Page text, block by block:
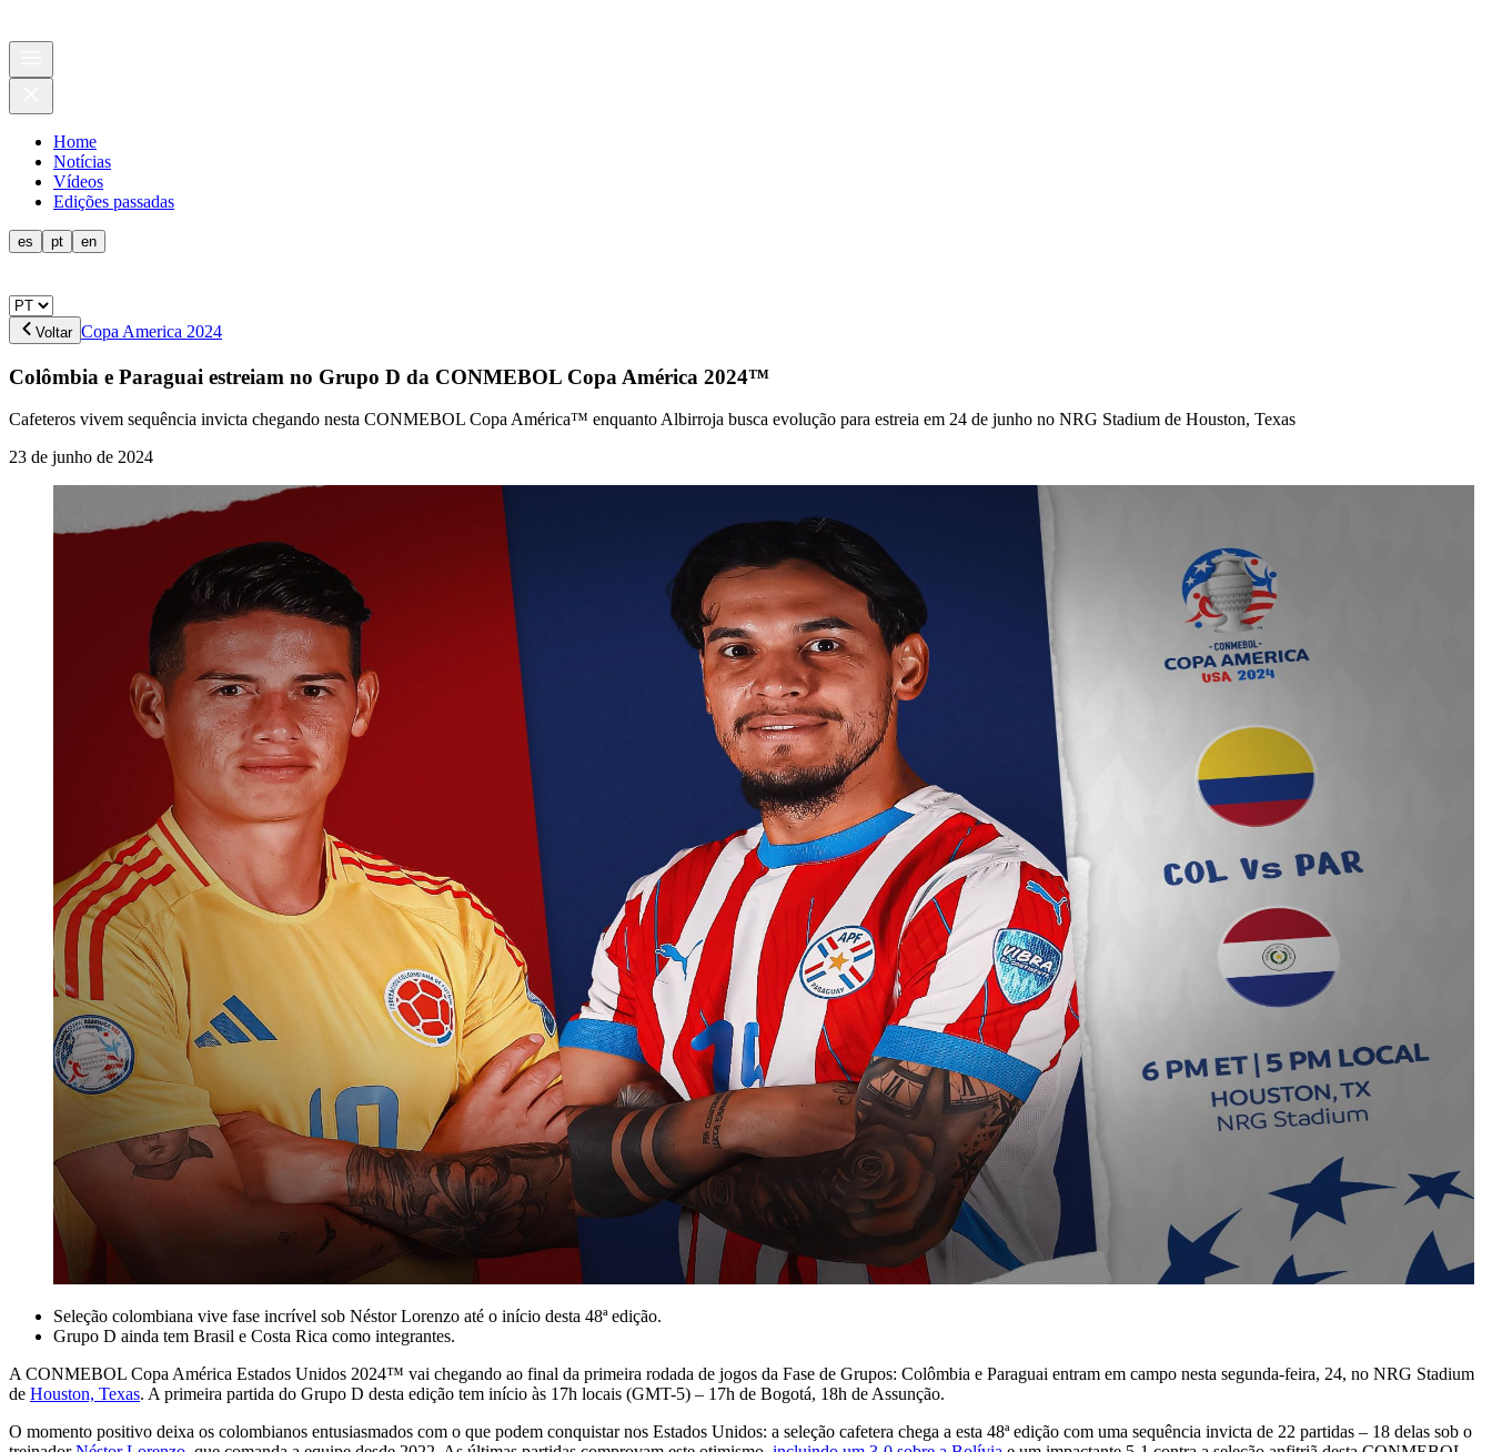
Home
Notícias
Vídeos
Edições passadas
es pt en
Voltar Copa America 2024
Colômbia e Paraguai estreiam no Grupo D da CONMEBOL Copa América 2024™
Cafeteros vivem sequência invicta chegando nesta CONMEBOL Copa América™ enquanto Albirroja busca evolução para estreia em 24 de junho no NRG Stadium de Houston, Texas
23 de junho de 2024
Seleção colombiana vive fase incrível sob Néstor Lorenzo até o início desta 48ª edição.
Grupo D ainda tem Brasil e Costa Rica como integrantes.
A CONMEBOL Copa América Estados Unidos 2024™ vai chegando ao final da primeira rodada de jogos da Fase de Grupos: Colômbia e Paraguai entram em campo nesta segunda-feira, 24, no NRG Stadium
de Houston, Texas. A primeira partida do Grupo D desta edição tem início às 17h locais (GMT-5) – 17h de Bogotá, 18h de Assunção.
O momento positivo deixa os colombianos entusiasmados com o que podem conquistar nos Estados Unidos: a seleção cafetera chega a esta 48ª edição com uma sequência invicta de 22 partidas – 18 delas sob o